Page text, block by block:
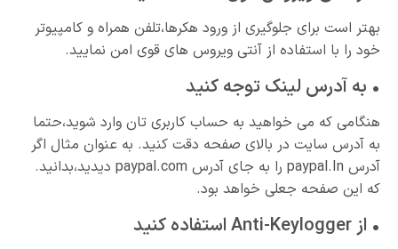
بهتر است برای جلوگیری از ورود هکرها،تلفن همراه و کامپیوتر
خود را با استفاده از آنتی ویروس های قوی امن نمایید.
• به آدرس لینک توجه کنید
هنگامی که می خواهید به حساب کاربری تان وارد شوید،حتما
به آدرس سایت در بالای صفحه دقت کنید. به عنوان مثال اگر
آدرس paypal.In را به جای آدرس paypal.com دیدید،بدانید.
که این صفحه جعلی خواهد بود.
• از Anti-Keylogger استفاده کنید